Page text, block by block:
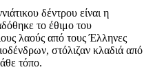
δέντρου είναι η
το έθιμο του
λαούς από τους Έλληνες
στόλιζαν κλαδιά από
τόπο.